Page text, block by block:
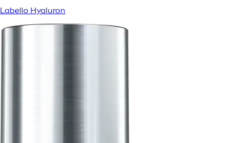
Labello Hyaluron